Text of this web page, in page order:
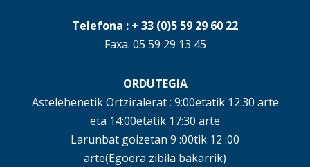
Telefona : + 33 (0)5 59 29 60 22
Faxa. 05 59 29 13 45
ORDUTEGIA
Astelehenetik Ortziralerat : 9:00etatik 12:30 arte
eta 14:00etatik 17:30 arte
Larunbat goizetan 9 :00tik 12 :00
arte(Egoera zibila bakarrik)